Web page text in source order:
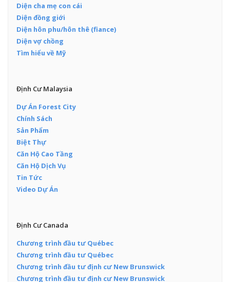
Diện cha mẹ con cái
Diện đồng giới
Diện hôn phu/hôn thê (fiance)
Diện vợ chồng
Tìm hiểu về Mỹ
Định Cư Malaysia
Dự Án Forest City
Chính Sách
Sản Phẩm
Biệt Thự
Căn Hộ Cao Tầng
Căn Hộ Dịch Vụ
Tin Tức
Video Dự Án
Định Cư Canada
Chương trình đầu tư Québec
Chương trình đầu tư Québec
Chương trình đầu tư định cư New Brunswick
Chương trình đầu tư định cư New Brunswick